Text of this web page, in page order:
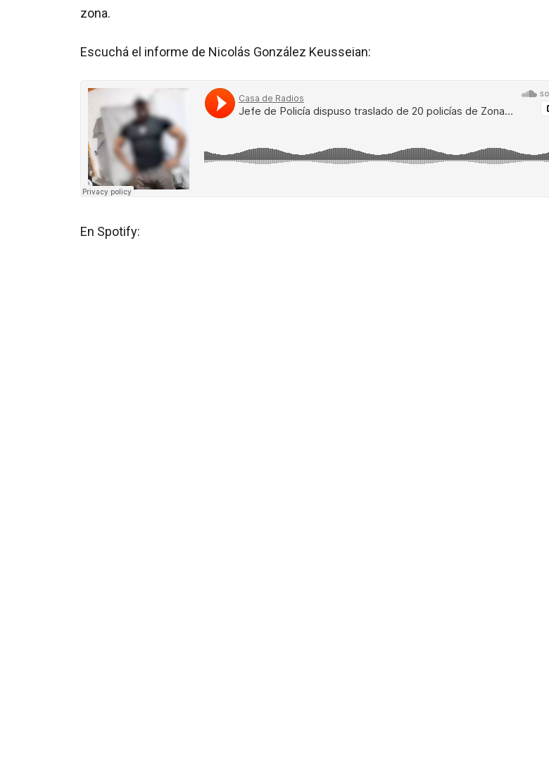
zona.
Escuchá el informe de Nicolás González Keusseian:
En Spotify: